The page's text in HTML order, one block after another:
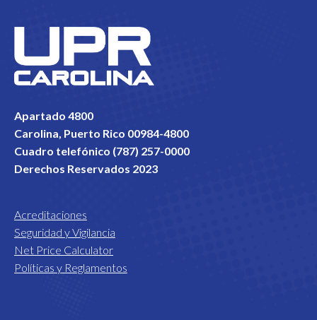
Apartado 4800
Carolina, Puerto Rico 00984-4800
Cuadro telefónico (787) 257-0000
Derechos Reservados 2023
Acreditaciones
Seguridad y Vigilancia
Net Price Calculator
Políticas y Reglamentos